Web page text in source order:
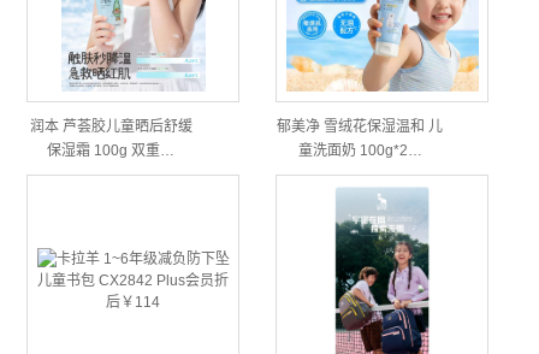
润本 芦荟胶儿童晒后舒缓
保湿霜 100g 双重…
郁美净 雪绒花保湿温和 儿
童洗面奶 100g*2…